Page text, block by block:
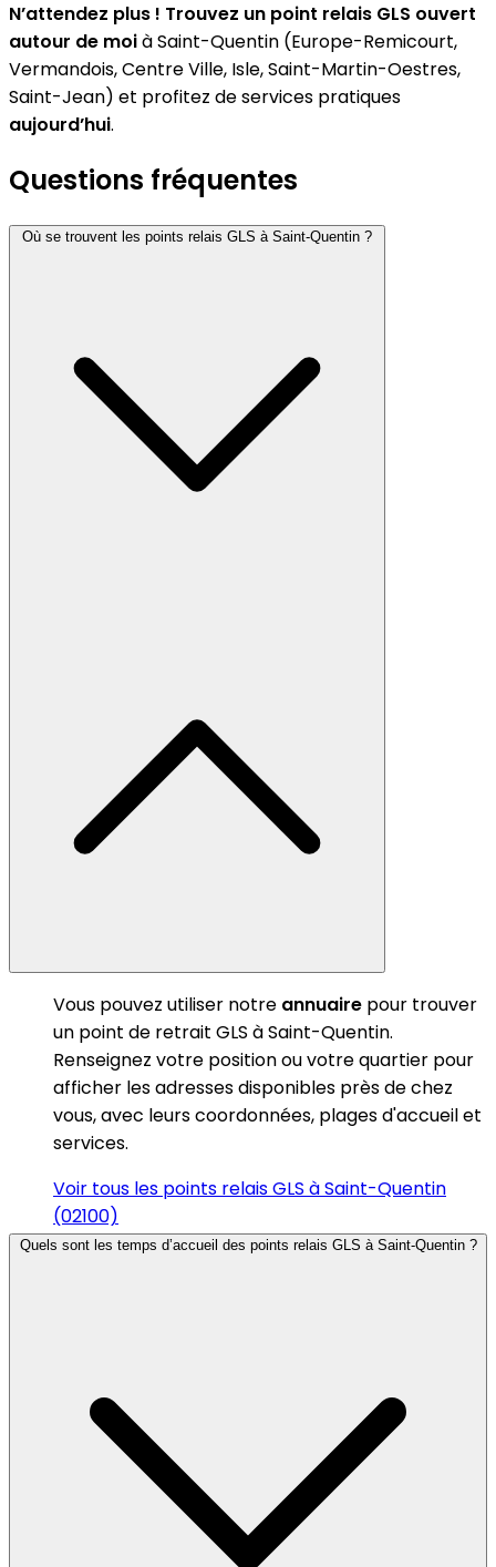
N’attendez plus ! Trouvez un point relais GLS ouvert
autour de moià Saint-Quentin (Europe-Remicourt,
Vermandois, Centre Ville, Isle, Saint-Martin-Oestres,
Saint-Jean) et profitez de services pratiques
aujourd’hui.
Questions fréquentes
Où se trouvent les points relais GLS à Saint-Quentin ?
Vous pouvez utiliser notre annuaire pour trouver
un point de retrait GLS à Saint-Quentin.
Renseignez votre position ou votre quartier pour
afficher les adresses disponibles près de chez
vous, avec leurs coordonnées, plages d'accueil et
services.
Voir tous les points relais GLS à Saint-Quentin
(02100)
Quels sont les temps d’accueil des points relais GLS à Saint-Quentin ?